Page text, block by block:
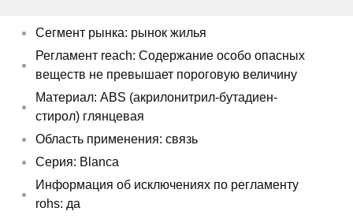
Сегмент рынка: рынок жилья
Регламент reach: Содержание особо опасных
веществ не превышает пороговую величину
Материал: ABS (акрилонитрил-бутадиен-
стирол) глянцевая
Область применения: связь
Серия: Blanca
Информация об исключениях по регламенту
rohs: да